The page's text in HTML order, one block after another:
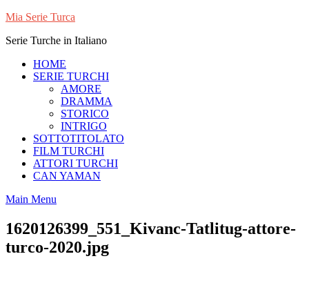
Skip
content
Mia Serie Turca
Serie Turche in Italiano
HOME
SERIE TURCHI
AMORE
DRAMMA
STORICO
INTRIGO
SOTTOTITOLATO
FILM TURCHI
ATTORI TURCHI
CAN YAMAN
Main Menu
1620126399_551_Kivanc-Tatlitug-attore-
turco-2020.jpg